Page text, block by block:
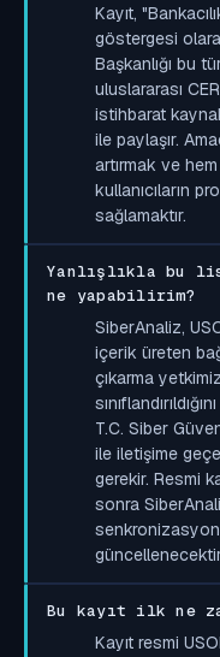
Kayıt,
göstergesi
Başkanlığı bu
uluslararası
istihbarat
ile paylaşır.
artırmak ve
kullanıcıların
sağlamaktır.
Yanlışlıkla bu
ne yapabilirim?
SiberAnaliz,
içerik üreten
çıkarma
T.C. Siber
ile iletişime
gerekir. Resmi
sonra
Bu kayıt ilk ne
Kayıt resmi